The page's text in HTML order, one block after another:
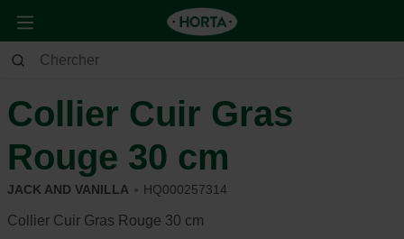
Animaux Chien
Collier Cuir Gras
Rouge 30 cm
JACK AND VANILLA HQ000257314
Collier Cuir Gras Rouge 30 cm